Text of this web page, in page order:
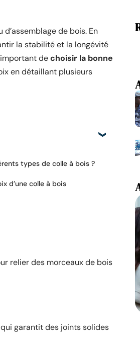
de bois. En
la stabilité et la longévité
dechoisir la bonne
en détaillant plusieurs
types de colle à bois ?
d’une colle à bois
relier des morceaux de bois
garantit des joints solides